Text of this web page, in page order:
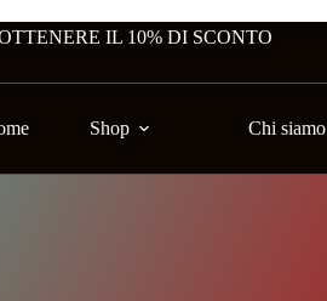
IL 10% DI SCONTO
Shop Chi siamo